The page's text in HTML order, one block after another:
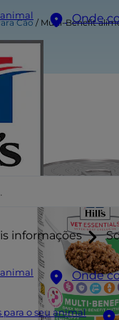
Onde
informações
Onde
para o seu animal
Cão Multi-Benefit